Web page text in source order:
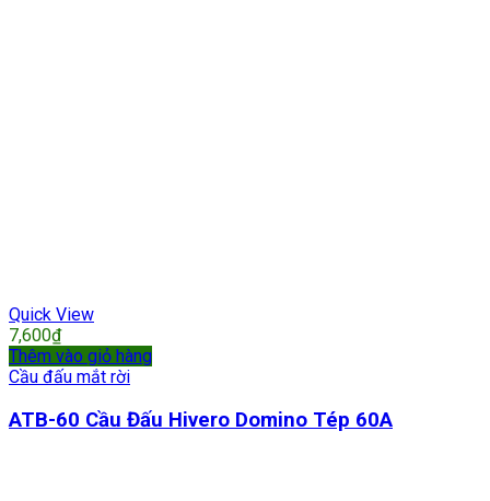
Quick View
7,600₫
Thêm vào giỏ hàng
Cầu đấu mắt rời
ATB-60 Cầu Đấu Hivero Domino Tép 60A